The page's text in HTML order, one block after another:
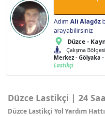
Adım Ali Alagöz
arayabilirsiniz
Düzce -
Çalışma
Merkez - Gölyaka -
Lastikçi
Düzce Lastikçi | 24
Düzce Lastikçi Yol Yardım Hattı